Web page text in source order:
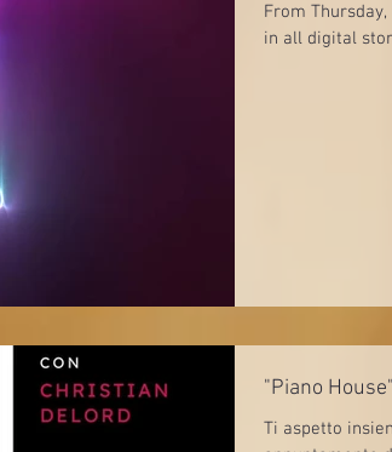
From
in all digital
"Piano
Ti aspetto